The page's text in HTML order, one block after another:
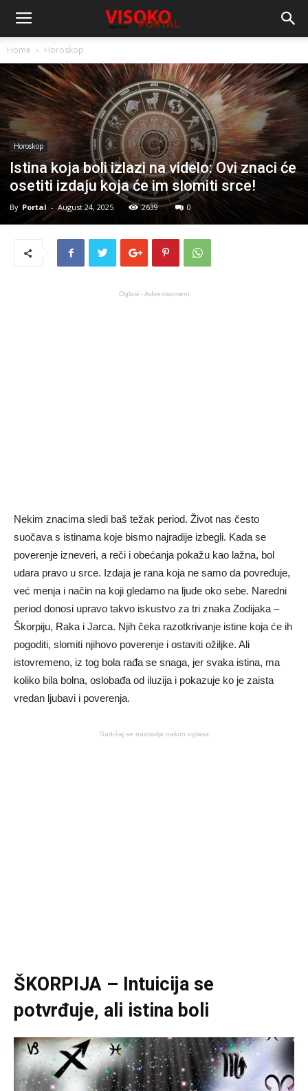
Home Horoskop
Horoskop
Istina koja boli izlazi na videlo: Ovi znaci će
osetiti izdaju koja će im slomiti srce!
By Portal - August 24, 2025 2639 0
Oglasi - Advertisement
Nekim znacima sledi baš težak period. Život nas često
suočava s istinama koje bismo najradije izbegli. Kada se
poverenje izneveri, a reči i obećanja pokažu kao lažna, bol
udara pravo u srce. Izdaja je rana koja ne samo da povređuje,
već menja i način na koji gledamo na ljude oko sebe. Naredni
period donosi upravo takvo iskustvo za tri znaka Zodijaka –
Škorpiju, Raka i Jarca. Njih čeka razotkrivanje istine koja će ih
pogoditi, slomiti njihovo poverenje i ostaviti ožiljke. Ali
istovremeno, iz tog bola rađa se snaga, jer svaka istina, ma
koliko bila bolna, oslobađa od iluzija i pokazuje ko je zaista
vredan ljubavi i poverenja.
Sadržaj se nastavlja nakon oglasa
ŠKORPIJA – Intuicija se
potvrđuje, ali istina boli